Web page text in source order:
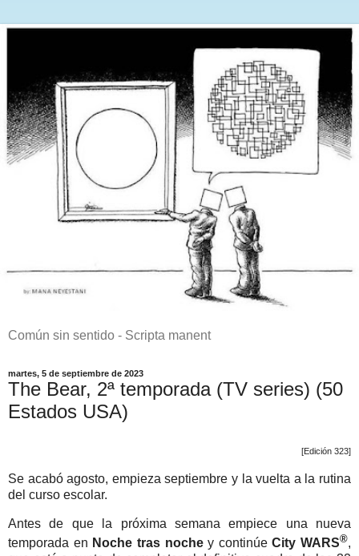
Común sin sentido - Scripta manent
martes, 5 de septiembre de 2023
The Bear, 2ª temporada (TV series) (50
Estados USA)
[Edición 323]
Se acabó agosto, empieza septiembre y la vuelta a la rutina
del curso escolar.
Antes de que la próxima semana empiece una nueva
temporada en Noche tras nochey continúeCity WARS®,